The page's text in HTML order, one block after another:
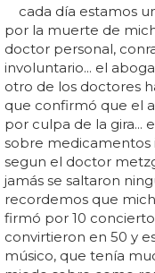
cada día estamos
por la muerte de
doctor personal,
involuntario... el
otro de los doctores
que confirmó que el
por culpa de la gira...
sobre medicamentos
segun el doctor
jamás se saltaron
recordemos que
firmó por 10
convirtieron en 50 y
músico, que tenía